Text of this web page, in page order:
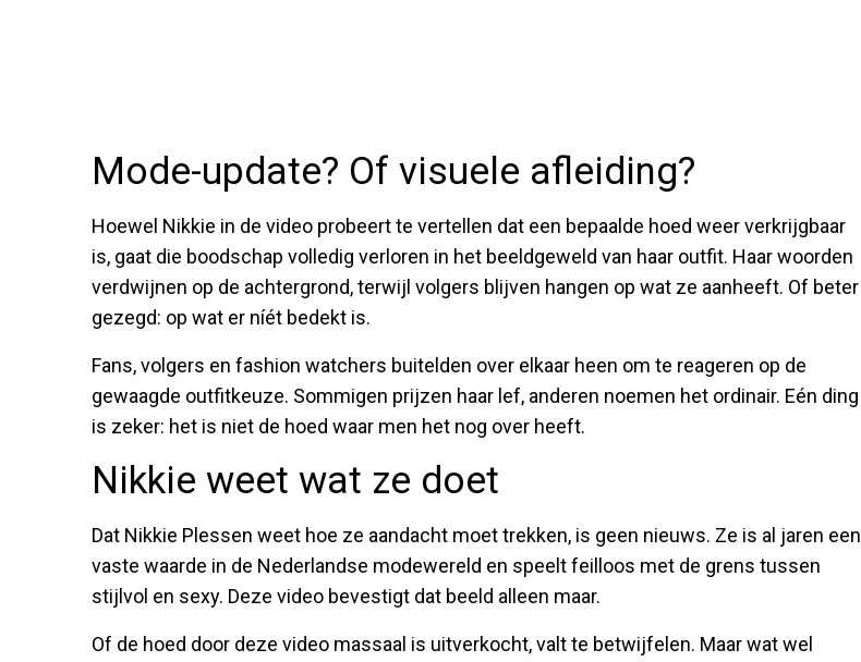
Mode-update? Of visuele afleiding?
Hoewel Nikkie in de video probeert te vertellen dat een bepaalde hoed weer verkrijgbaar
is, gaat die boodschap volledig verloren in het beeldgeweld van haar outfit. Haar woorden
verdwijnen op de achtergrond, terwijl volgers blijven hangen op wat ze aanheeft. Of beter
gezegd: op wat er níét bedekt is.
Fans, volgers en fashion watchers buitelden over elkaar heen om te reageren op de
gewaagde outfitkeuze. Sommigen prijzen haar lef, anderen noemen het ordinair. Eén ding
is zeker: het is niet de hoed waar men het nog over heeft.
Nikkie weet wat ze doet
Dat Nikkie Plessen weet hoe ze aandacht moet trekken, is geen nieuws. Ze is al jaren een
vaste waarde in de Nederlandse modewereld en speelt feilloos met de grens tussen
stijlvol en sexy. Deze video bevestigt dat beeld alleen maar.
Of de hoed door deze video massaal is uitverkocht, valt te betwijfelen. Maar wat wel